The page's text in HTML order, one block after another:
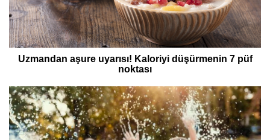
Uzmandan aşure uyarısı! Kaloriyi düşürmenin 7 püf
noktası